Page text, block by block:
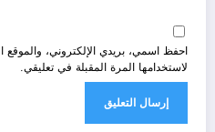
احفظ اسمي، بريدي الإلكتروني، والموقع
لاستخدامها المرة المقبلة في تعليقي.